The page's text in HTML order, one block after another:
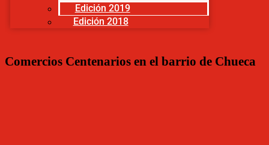
Edición 2019
Edición 2018
Comercios Centenarios en el barrio de Chueca